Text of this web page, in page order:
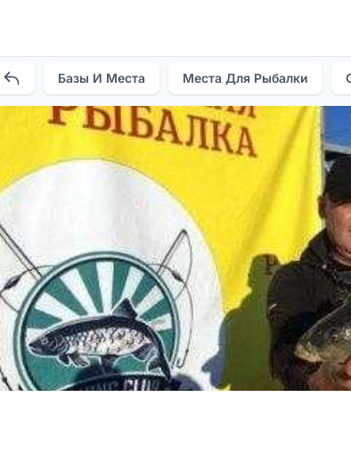
Базы И Места Места Для Рыбалки